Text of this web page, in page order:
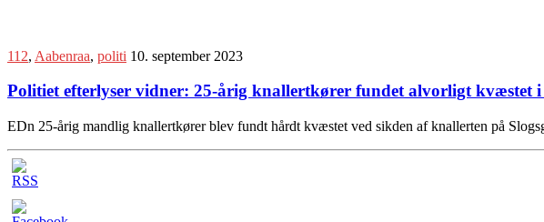
112, Aabenraa, politi 10. september 2023
Politiet efterlyser vidner: 25-årig knallertkører fundet alvorligt kvæstet
EDn 25-årig mandlig knallertkører blev fundt hårdt kvæstet ved sikden af knallerten på